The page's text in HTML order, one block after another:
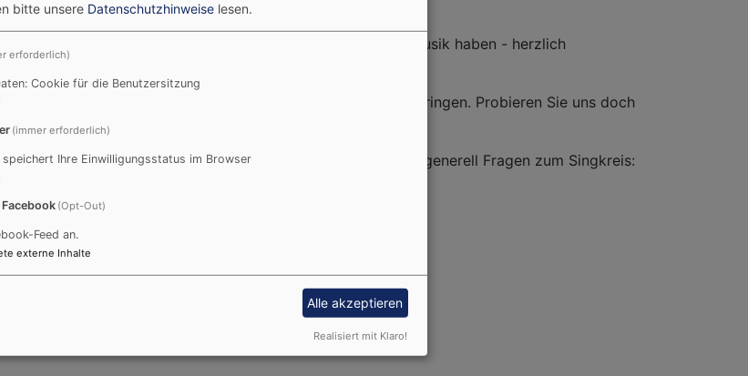
Sie gerne in der Gemeinschaft singen und Freude an der Musik haben - herzlich
spontan dazukommen und Freunde oder Familie mitbringen. Probieren Sie uns doch
über das aktuell eingeübte Liedgut informieren oder generell Fragen zum Singkreis:
Sie sich gerne an unser
ist für eine Teilnahme nicht erforderlich.
Helga Hohenberger/Christine Glas
bitte unsere Datenschutzhinweise lesen.
erforderlich)
Cookie für die Benutzersitzung
(immer erforderlich)
Ihre Einwilligungsstatus im Browser
(Opt-Out)
Feed an.
externe Inhalte
Alle akzeptieren
Realisiert mit Klaro!